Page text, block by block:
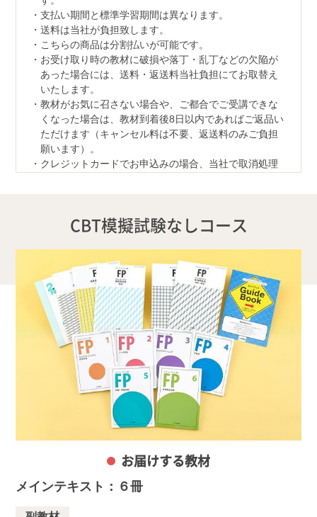
支払い期間と標準学習期間は異なります。
送料は当社が負担致します。
こちらの商品は分割払いが可能です。
お受け取り時の教材に破損や落丁・乱丁などの欠陥が
あった場合には、送料・返送料当社負担にてお取替え
いたします。
教材がお気に召さない場合や、ご都合でご受講できな
くなった場合は、教材到着後8日以内であればご返品い
ただけます（キャンセル料は不要、返送料のみご負担
願います）。
クレジットカードでお申込みの場合、当社で取消処理
【返品先】
埼玉県川越市野田1050-1
株式会社ユーキャンロジ
【デジタル学習サイト推奨環境・利用規約】
最新の内容をこちらよりご確認ください。
推奨環境（https://www.u-can.jp/digitaltool）
利用規約（https://www.u-can.jp/digitalterms）
推奨環境であっても、確実・完全な動作を保証するも
のではありません。
インターネット接続料金等はお客様のご負担となりま
す。通信量の上限のない、または上限に余裕のある回
線でのご利用をお勧めします。
【CBT模擬試験について】
ユーキャンの「2級FP CBT模擬試験」は、実際の2級
FP技能検定CBT試験の委託運営を担う(株)CBTソ
リューションズのシステムを通じてご提供いたしま
す。ご利用にはマイページ登録（無料）が必要となり
CBT模擬試験なしコース
お届けする教材
メインテキスト：６冊